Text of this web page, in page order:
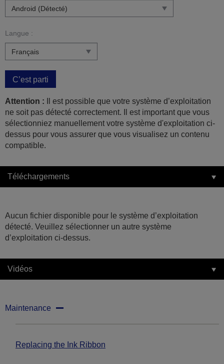
Langue :
C’est parti
Attention : Il est possible que votre système d’exploitation
ne soit pas détecté correctement. Il est important que vous
sélectionniez manuellement votre système d'exploitation ci-
dessus pour vous assurer que vous visualisez un contenu
compatible.
Téléchargements
Aucun fichier disponible pour le système d’exploitation
détecté. Veuillez sélectionner un autre système
d’exploitation ci-dessus.
Vidéos
Maintenance
Replacing the Ink Ribbon